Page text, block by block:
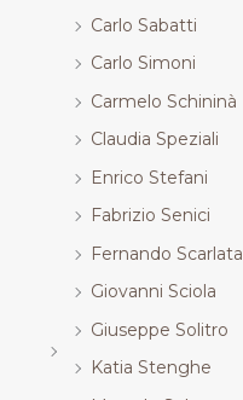
Carlo Sabatti
Carlo Simoni
Carmelo Schininà
Claudia Speziali
Enrico Stefani
Fabrizio Senici
Fernando Scarlata
Giovanni Sciola
Giuseppe Solitro
Katia Stenghe